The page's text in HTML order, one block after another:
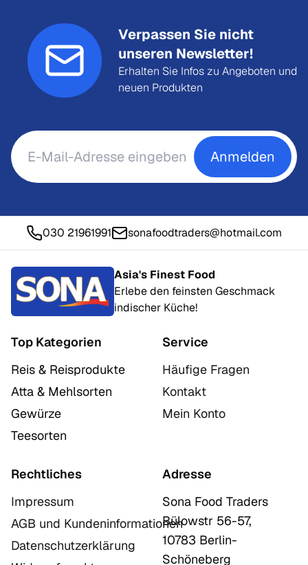
Verpassen Sie nicht
unseren Newsletter!
Erhalten Sie Infos zu Angeboten und
neuen Produkten
Anmelden
030 21961991 sonafoodtraders@hotmail.com
Asia's Finest Food
Erlebe den feinsten Geschmack
indischer Küche!
Top Kategorien
Reis & Reisprodukte
Atta & Mehlsorten
Gewürze
Teesorten
Service
Häufige Fragen
Kontakt
Mein Konto
Rechtliches
Impressum
AGB und Kundeninformationen
Datenschutzerklärung
Adresse
Sona Food Traders
Bülowstr 56-57,
10783 Berlin-
Schöneberg